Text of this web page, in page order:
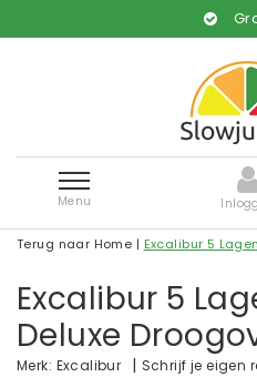
Gratis en
Menu
Terug naar Home | Excalibur 5
Excalibur 5
Deluxe
Merk: Excalibur | Schrijf je eigen